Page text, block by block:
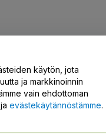
käytön, jota
ja markkinoinnin
vain ehdottoman
evästekäytännöstämme.